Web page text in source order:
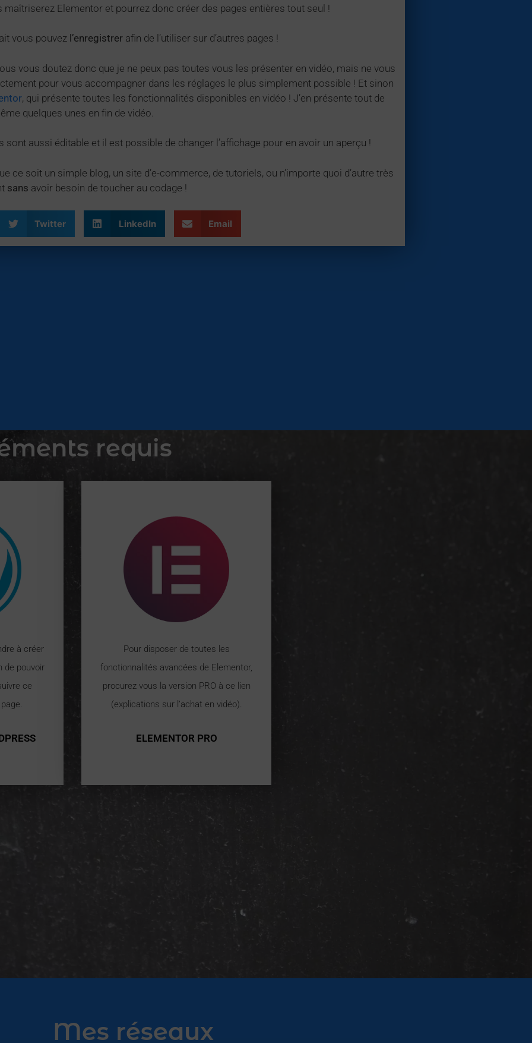
Elementor et pourrez donc créer des pages entières tout seul !
vous pouvez l’enregistrerafin de l’utiliser sur d’autres pages !
vous doutez donc que je ne peux pas toutes vous les présenter en vidéo, mais ne vous
pour vous accompagner dans les réglages le plus simplement possible ! Et sinon
, qui présente toutes les fonctionnalités disponibles en vidéo ! J’en présente tout de
quelques unes en fin de vidéo.
aussi éditable et il est possible de changer l’affichage pour en avoir un aperçu !
ce soit un simple blog, un site d’e-commerce, de tutoriels, ou n’importe quoi d’autre très
sans avoir besoin de toucher au codage !
Twitter LinkedIn Email
requis
à créer
de pouvoir
ce
Pour disposer de toutes les
fonctionnalités avancées de Elementor,
procurez vous la version PRO à ce lien
(explications sur l’achat en vidéo).
ELEMENTOR PRO
Mes réseaux